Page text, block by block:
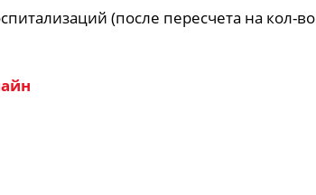
(после пересчета на кол-во